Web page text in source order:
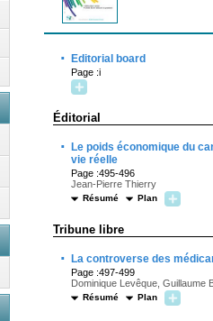
· Editorial board
Page :i
Éditorial
·
Le poids économique du
vie réelle
Page :495-496
Jean-Pierre Thierry
Résumé Plan
Tribune libre
· La controverse des
Page :497-499
Dominique Levêque, Guillaume
Résumé Plan